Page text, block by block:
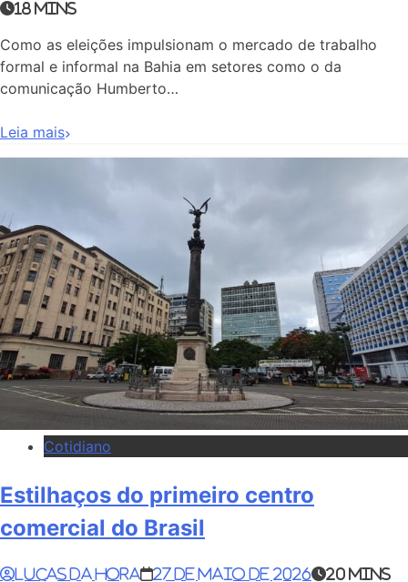
18 mins
Como as eleições impulsionam o mercado de trabalho
formal e informal na Bahia em setores como o da
comunicação Humberto…
Leia mais
Cotidiano
Estilhaços do primeiro centro
comercial do Brasil
Lucas da Hora 27 de maio de 2026 20 mins